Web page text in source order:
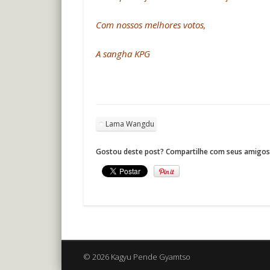
Com nossos melhores votos,
A sangha KPG
Lama Wangdu
Gostou deste post? Compartilhe com seus
© 2026 Kagyu Pende Gyamtso